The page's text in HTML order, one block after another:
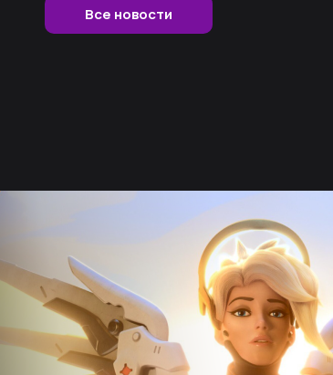
Все новости